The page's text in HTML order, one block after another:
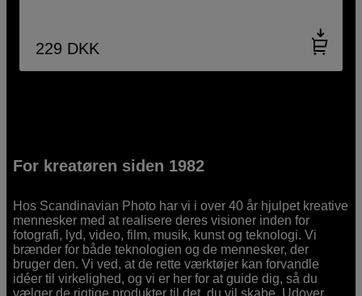
229 DKK
For kreatøren siden 1982
Hos Scandinavian Photo har vi i over 40 år hjulpet kreative
mennesker med at realisere deres visioner inden for
fotografi, lyd, video, film, musik, kunst og teknologi. Vi
brænder for både teknologien og de mennesker, der
bruger den. Vi ved, at de rette værktøjer kan forvandle
idéer til virkelighed, og vi er her for at guide dig, så du
vælger de rigtige produkter til det, du vil skabe. Udover